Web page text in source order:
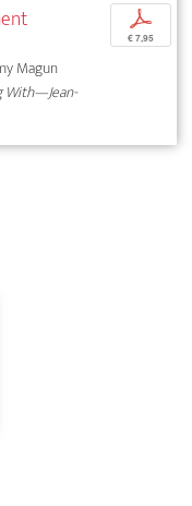
Magun
With—Jean-
p
€ 7,95